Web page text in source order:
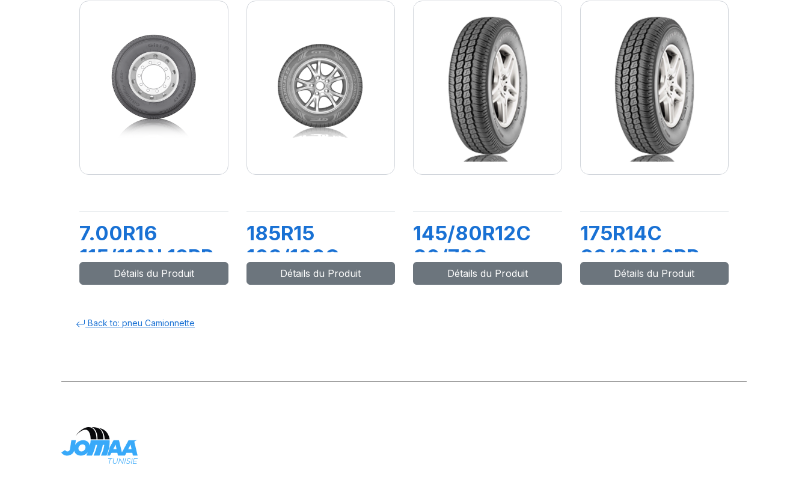
7.00R16
115/110N 12PR
TL GITI
668+FLAP+CH
Détails du Produit
185R15
103/102Q
MAXMILER-X
Détails du Produit
145/80R12C
80/78Q
MAXMILER-X
Détails du Produit
175R14C
99/98N 8PR
MAXMILLER-X
Détails du Produit
Back to: pneu Camionnette